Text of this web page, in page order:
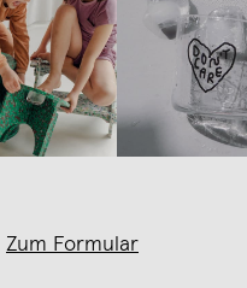
Zum Formular